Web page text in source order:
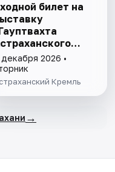
билет на
XIX в."
2026 •
Кремль
→